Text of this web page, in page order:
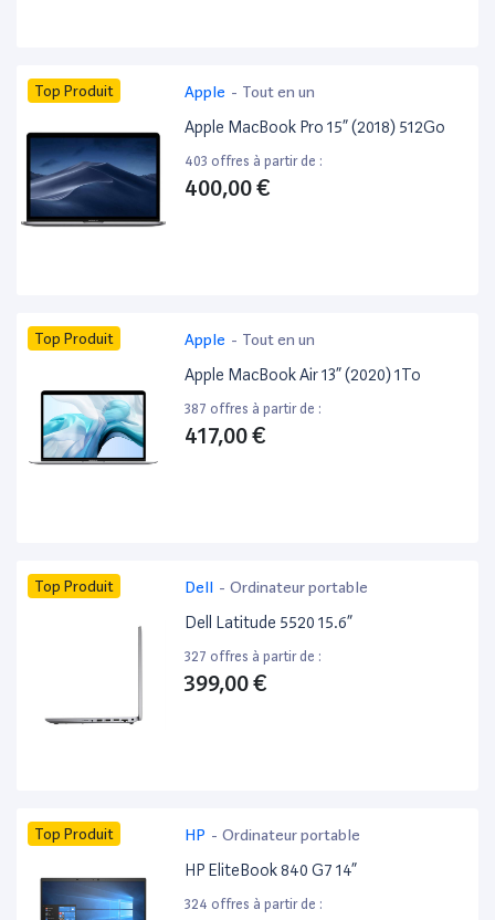
Top Produit Apple - Tout en un
Apple MacBook Pro 15” (2018) 512Go
403 offres à partir de :
400,00 €
Top Produit Apple - Tout en un
Apple MacBook Air 13” (2020) 1To
387 offres à partir de :
417,00 €
Top Produit Dell - Ordinateur portable
Dell Latitude 5520 15.6”
327 offres à partir de :
399,00 €
Top Produit HP - Ordinateur portable
HP EliteBook 840 G7 14”
324 offres à partir de :